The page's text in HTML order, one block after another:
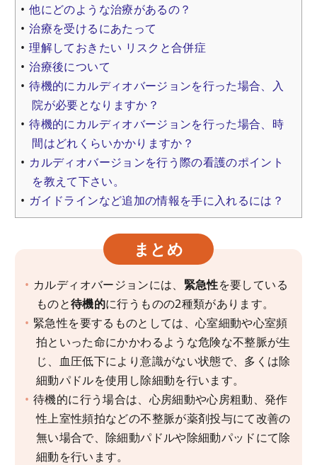
他にどのような治療があるの？
治療を受けるにあたって
理解しておきたい リスクと合併症
治療後について
待機的にカルディオバージョンを行った場合、入
院が必要となりますか？
待機的にカルディオバージョンを行った場合、時
間はどれくらいかかりますか？
カルディオバージョンを行う際の看護のポイント
を教えて下さい。
ガイドラインなど追加の情報を手に入れるには？
まとめ
カルディオバージョンには、 緊急性を要している
ものと待機的に行うものの2種類があります。
緊急性を要するものとしては、心室細動や心室頻
拍といった命にかかわるような危険な不整脈が生
じ、血圧低下により意識がない状態で、多くは除
細動パドルを使用し除細動を行います。
待機的に行う場合は、心房細動や心房粗動、発作
性上室性頻拍などの不整脈が薬剤投与にて改善の
無い場合で、除細動パドルや除細動パッドにて除
細動を行います。